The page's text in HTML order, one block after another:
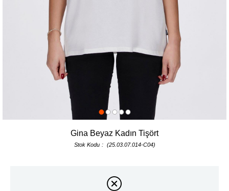
Gina Beyaz Kadın Tişört
Stok Kodu (25.03.07.014-C04)